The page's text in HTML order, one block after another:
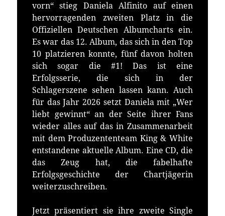
vorn“ stieg Daniela Alfinito auf einen
hervorragenden zweiten Platz in die
Offiziellen Deutschen Albumcharts ein.
Es war das 12. Album, das sich in den Top
10 platzieren konnte, fünf davon holten
sich sogar die #1! Das ist eine
Erfolgsserie, die sich in der
Schlagerszene sehen lassen kann. Auch
für das Jahr 2026 setzt Daniela mit „Wer
liebt gewinnt“ an der Seite ihrer Fans
wieder alles auf das in Zusammenarbeit
mit dem Produzententeam King & White
entstandene aktuelle Album. Eine CD, die
das Zeug hat, die fabelhafte
Erfolgsgeschichte der Chartjägerin
weiterzuschreiben.
Jetzt präsentiert sie ihre zweite Single